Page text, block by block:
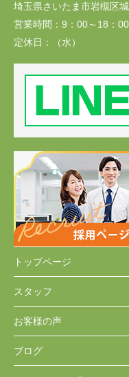
埼玉県さいたま市岩槻区
営業時間： 9：00～18：00
定休日：
（水）
トップページ
スタッフ
お客様の声
ブログ